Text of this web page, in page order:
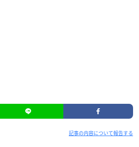
記事の内容について報告する